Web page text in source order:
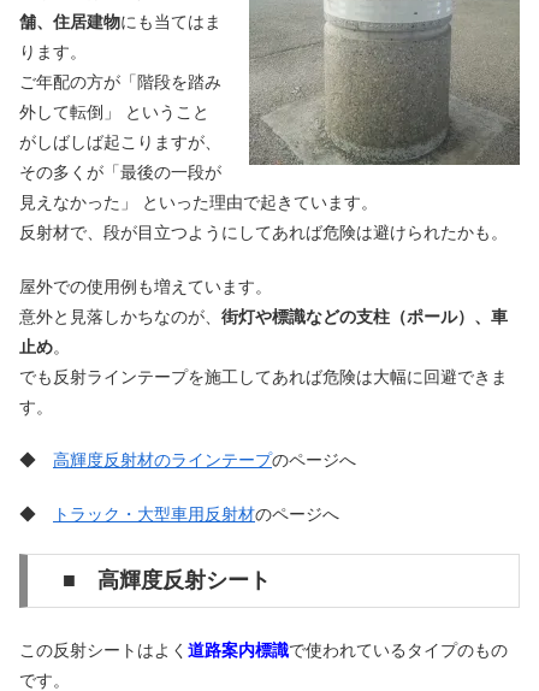
舗、住居建物にも当てはま
ります。
ご年配の方が「階段を踏み
外して転倒」 ということ
がしばしば起こりますが、
その多くが「最後の一段が
見えなかった」 といった理由で起きています。
反射材で、段が目立つようにしてあれば危険は避けられたかも。
屋外での使用例も増えています。
意外と見落しかちなのが、 街灯や標識などの支柱（ポール）、車
止め。
でも反射ラインテープを施工してあれば危険は大幅に回避できま
す。
◆ 高輝度反射材のラインテープのページへ
◆ トラック・大型車用反射材のページへ
■ 高輝度反射シート
この反射シートはよく 道路案内標識で使われているタイプのもの
です。